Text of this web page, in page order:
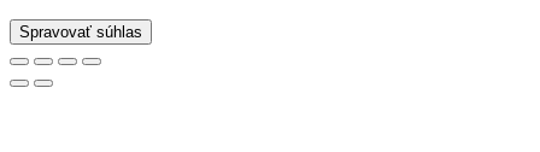
Spravovať súhlas